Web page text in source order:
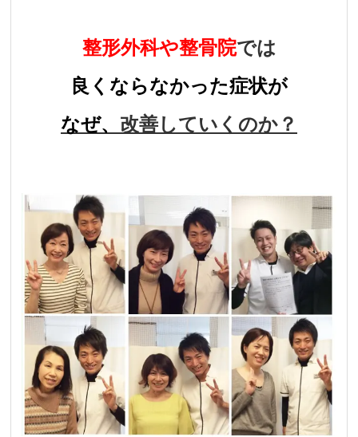
整形外科や整骨院では
良くならなかった症状が
なぜ、 改善していくのか？